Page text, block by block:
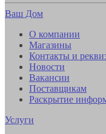
Ваш Дом
О компании
Магазины
Контакты и
Новости
Вакансии
Поставщикам
Раскрытие
Услуги